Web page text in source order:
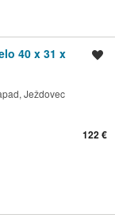
40 x 31 x
Ježdovec
122 €